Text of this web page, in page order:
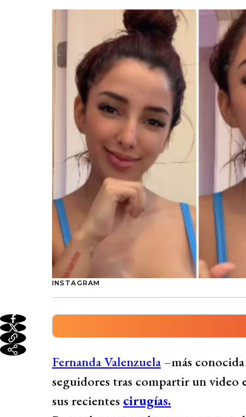
INSTAGRAM
La influencer Fernanda Valenzuela,
seguidores al mostrar en redes
incluyendo hernia, hernioplastia,
Fernanda Valenzuela –más
seguidores tras compartir un video
sus recientes cirugías.